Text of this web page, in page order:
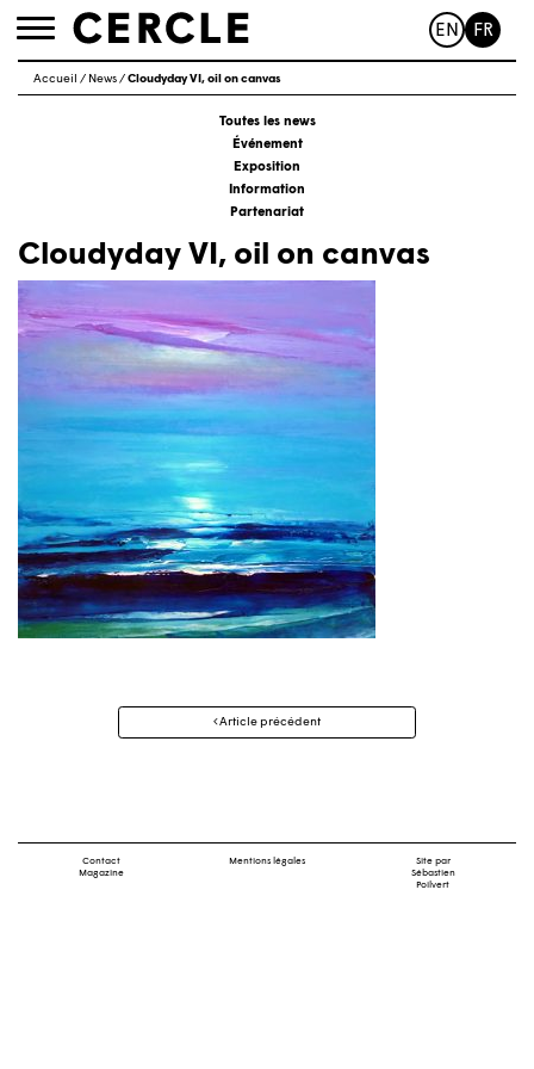
Toggle
EN FR
Accueil / News/Cloudyday VI, oil on canvas
Toutes les news
Événement
Exposition
Information
Partenariat
Cloudyday VI, oil on canvas
Navigation
Article précédent
Contact
Magazine
Mentions légales
Site par
Sébastien
Poilvert